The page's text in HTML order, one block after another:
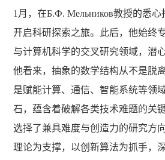
1月，在Б.Ф. Мельников教授的悉
开启科研探索之旅。此后，他始终
与计算机科学的交叉研究领域，潜
他看来，抽象的数学结构从不是脱
是赋能计算、通信、智能系统等领
石，蕴含着破解各类技术难题的关
选择了兼具难度与创造力的研究方
理论为支撑，以创新算法为抓手，